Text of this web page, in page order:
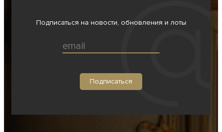
Подписаться на новости, обновления и лоты